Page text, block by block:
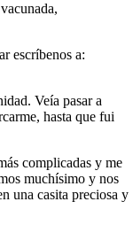
escríbenos a:
Veía pasar a
hasta que fui
complicadas y me
muchísimo y nos
una casita preciosa y